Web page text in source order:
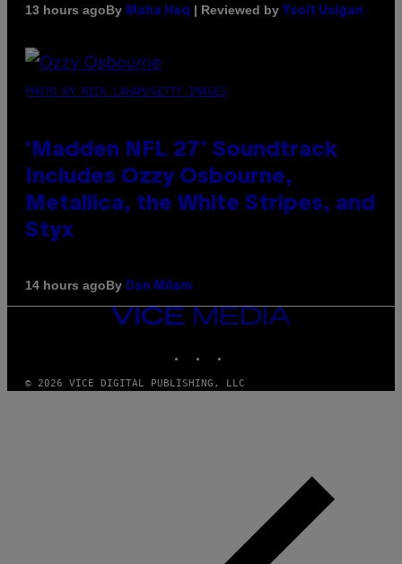
13 hours agoBy Maha Haq | Reviewed by Ysolt Usigan
PHOTO BY NICK LAHAM/GETTY IMAGES
‘Madden NFL 27’ Soundtrack
Includes Ozzy Osbourne,
Metallica, the White Stripes, and
Styx
14 hours agoBy Dan Milam
VICE
MEDIA
© 2026 VICE DIGITAL PUBLISHING, LLC